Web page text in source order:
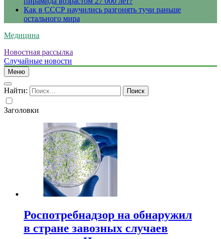
Как в СССР научились разгонять тучи раньше
остального мира
Медицина
Новостная рассылка
Случайные новости
Меню
Найти:
Заголовки
Роспотребнадзор на обнаружил
в стране завозных случаев